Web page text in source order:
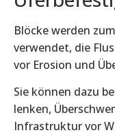
Blöcke werden
verwendet, die
vor Erosion und
Sie können dazu
lenken,
Infrastruktur vor